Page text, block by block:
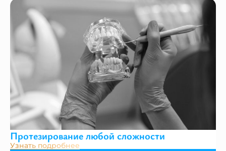
Протезирование любой сложности
Узнать подробнее